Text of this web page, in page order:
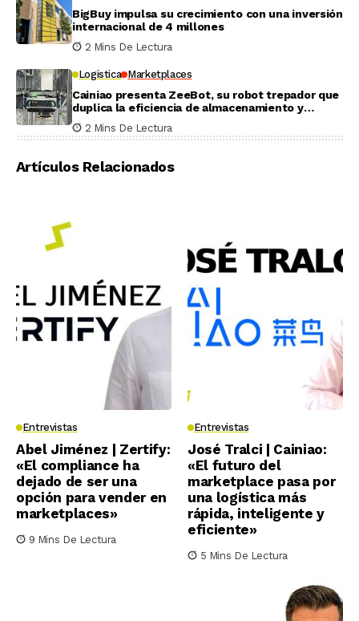
BigBuy impulsa su crecimiento con una inversión
internacional de 4 millones
2 Mins De Lectura
Logistica Marketplaces
Cainiao presenta ZeeBot, su robot trepador que
duplica la eficiencia de almacenamiento y
recogida en pruebas reales
2 Mins De Lectura
Artículos Relacionados
Entrevistas
Abel Jiménez | Zertify:
«El compliance ha
dejado de ser una
opción para vender en
marketplaces»
9 Mins De Lectura
Entrevistas
José Tralci | Cainiao:
«El futuro del
marketplace pasa por
una logística más
rápida, inteligente y
eficiente»
5 Mins De Lectura